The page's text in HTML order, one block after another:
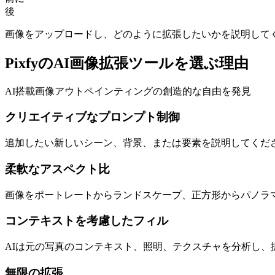
後
画像をアップロードし、どのように拡張したいかを説明し
PixfyのAI画像拡張ツールを選ぶ理由
AI搭載画像アウトペインティングの創造的な自由を発見
クリエイティブなプロンプト制御
追加したい新しいシーン、背景、または要素を説明してく
柔軟なアスペクト比
画像をポートレートからランドスケープ、正方形からパノ
コンテキストを考慮したフィル
AIは元の写真のコンテキスト、照明、テクスチャを分析し